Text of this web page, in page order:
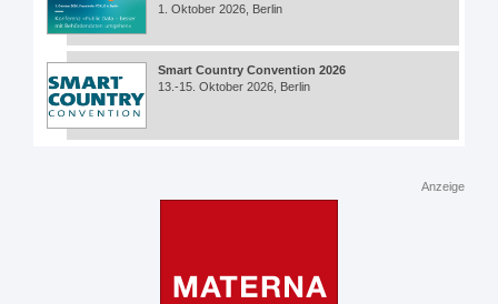
1. Oktober 2026, Berlin
Smart Country Convention 2026
13.-15. Oktober 2026, Berlin
Anzeige